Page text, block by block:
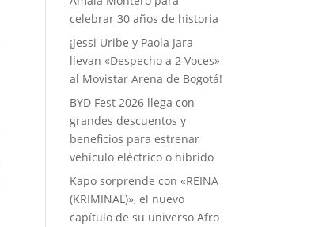
celebrar 30 años de historia
¡Jessi Uribe y Paola Jara
llevan «Despecho a 2 Voces»
al Movistar Arena de Bogotá!
BYD Fest 2026 llega con
grandes descuentos y
beneficios para estrenar
vehículo eléctrico o híbrido
Kapo sorprende con «REINA
(KRIMINAL)», el nuevo
capítulo de su universo Afro